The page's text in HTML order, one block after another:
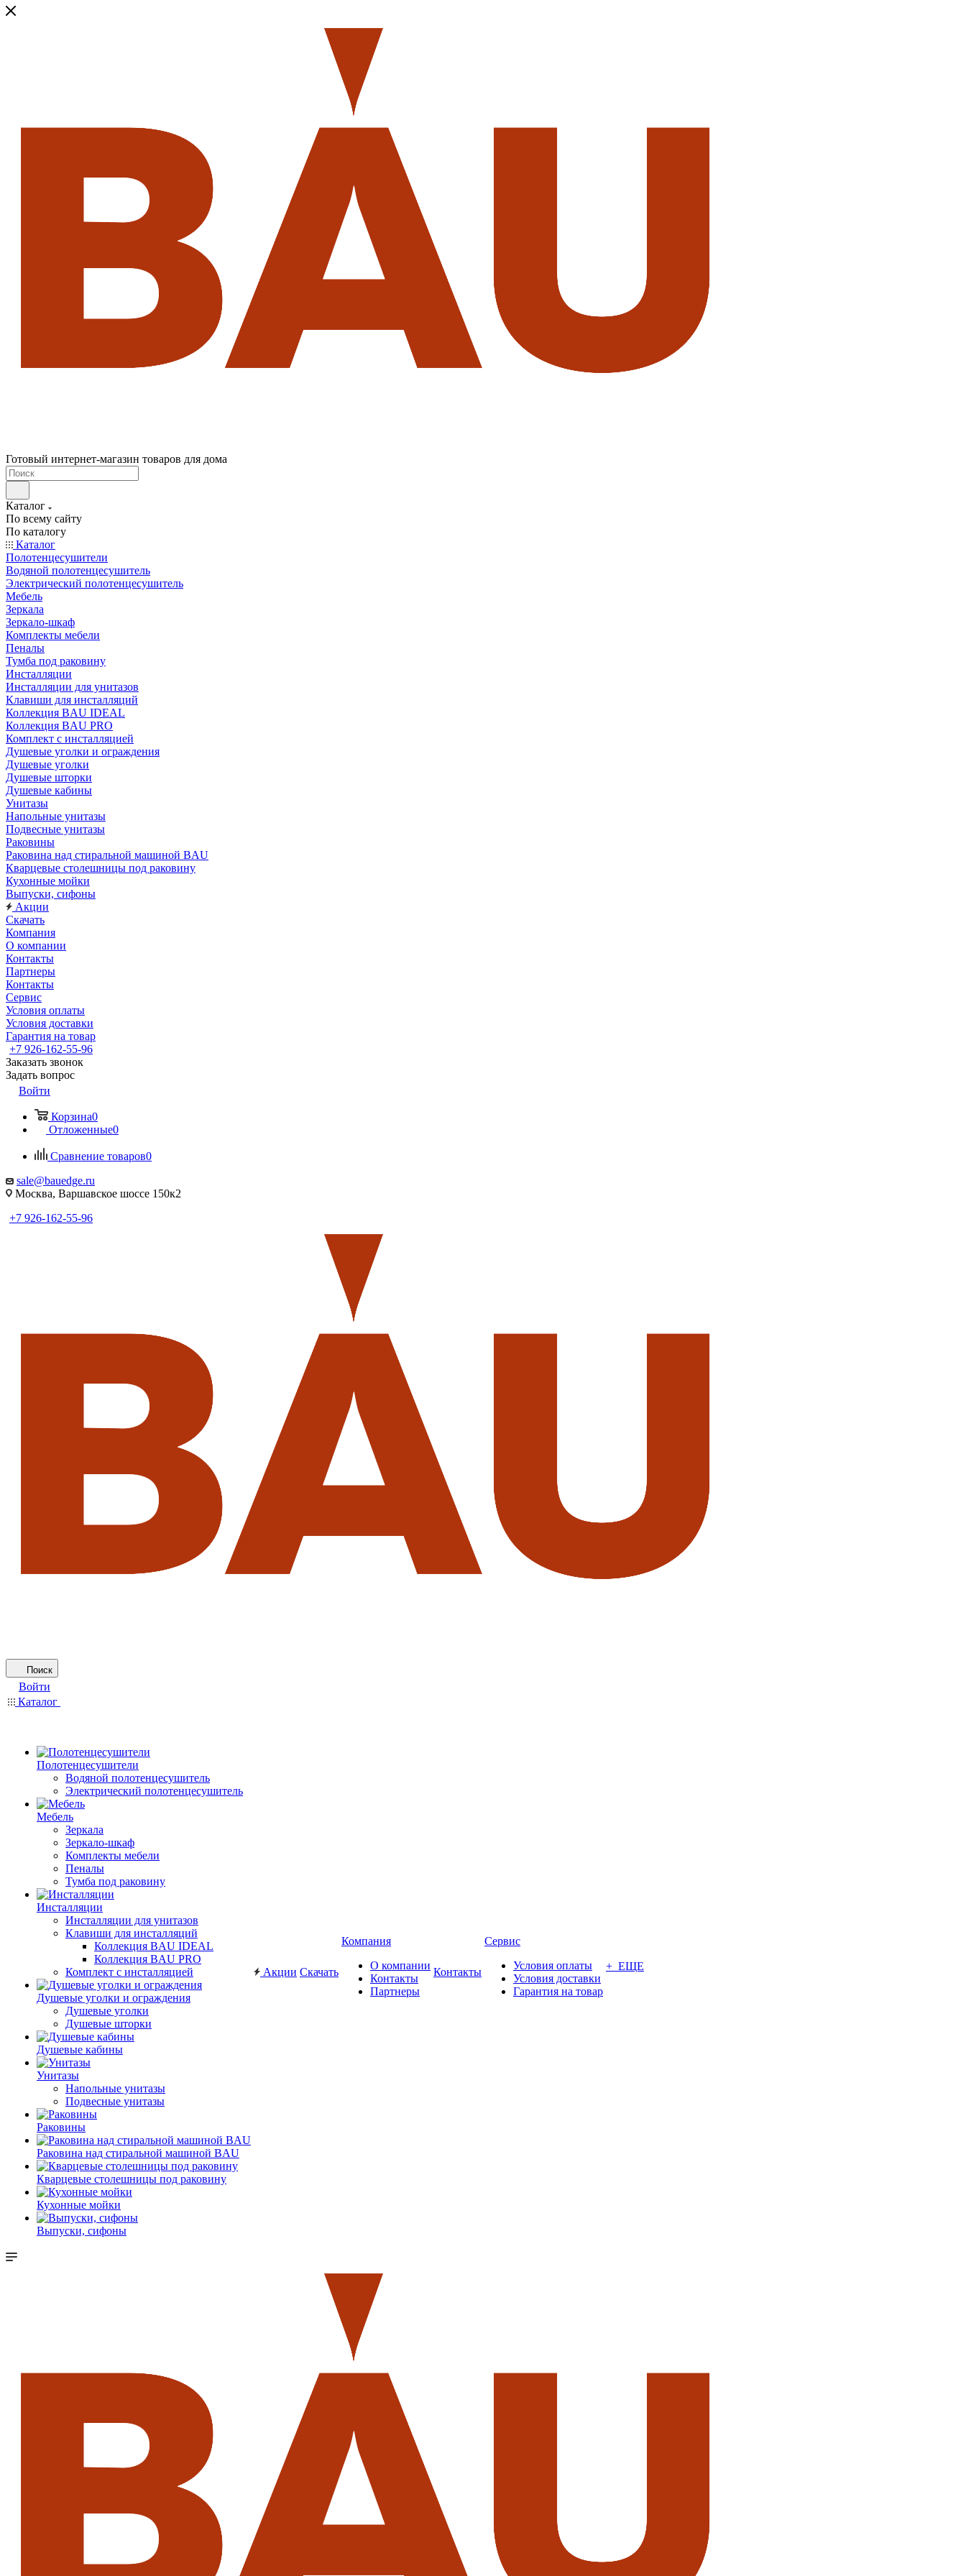
Готовый интернет-магазин товаров для дома
Каталог
По всему сайту
По каталогу
Каталог
Полотенцесушители
Водяной полотенцесушитель
Электрический полотенцесушитель
Мебель
Зеркала
Зеркало-шкаф
Комплекты мебели
Пеналы
Тумба под раковину
Инсталляции
Инсталляции для унитазов
Клавиши для инсталляций
Коллекция BAU IDEAL
Коллекция BAU PRO
Комплект с инсталляцией
Душевые уголки и ограждения
Душевые уголки
Душевые шторки
Душевые кабины
Унитазы
Напольные унитазы
Подвесные унитазы
Раковины
Раковина над стиральной машиной BAU
Кварцевые столешницы под раковину
Кухонные мойки
Выпуски, сифоны
Акции
Скачать
Компания
О компании
Контакты
Партнеры
Контакты
Сервис
Условия оплаты
Условия доставки
Гарантия на товар
+7 926-162-55-96
Заказать звонок
Задать вопрос
Войти
Корзина0
Отложенные0
Сравнение товаров0
sale@bauedge.ru
Москва, Варшавское шоссе 150к2
+7 926-162-55-96
Поиск
Войти
Каталог
Полотенцесушители
Водяной полотенцесушитель
Электрический полотенцесушитель
Мебель
Зеркала
Зеркало-шкаф
Комплекты мебели
Пеналы
Тумба под раковину
Инсталляции
Инсталляции для унитазов
Клавиши для инсталляций
Коллекция BAU IDEAL
Коллекция BAU PRO
Комплект с инсталляцией
Душевые уголки и ограждения
Душевые уголки
Душевые шторки
Душевые кабины
Унитазы
Напольные унитазы
Подвесные унитазы
Раковины
Раковина над стиральной машиной BAU
Кварцевые столешницы под раковину
Кухонные мойки
Выпуски, сифоны
Акции Скачать
Компания
О компании
Контакты
Партнеры
Контакты
Сервис
Условия оплаты
Условия доставки
Гарантия на товар
+ ЕЩЕ